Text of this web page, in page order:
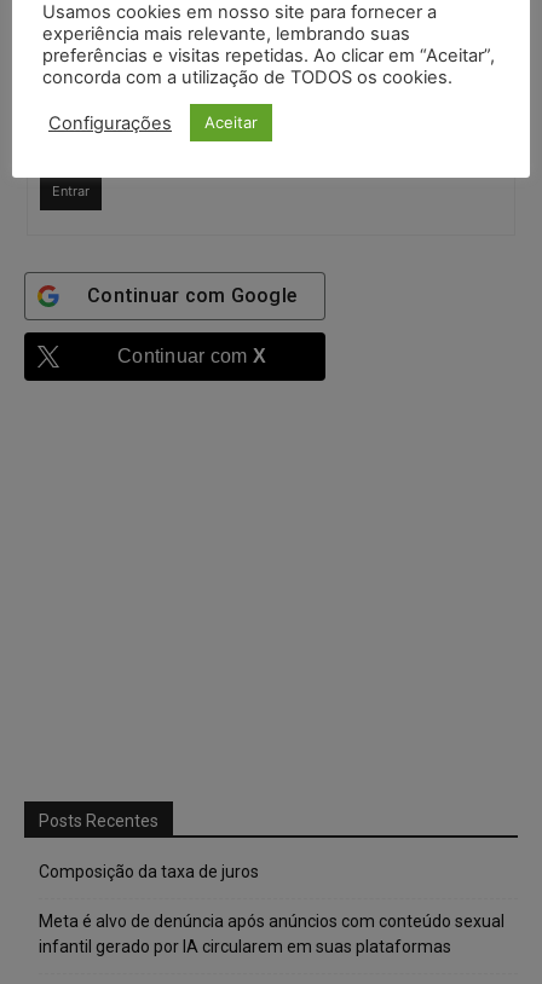
autenticado
Confirme que você é uma pessoa
Entrar
Continuar com Google
Continuar com X
Posts Recentes
Composição da taxa de juros
Meta é alvo de denúncia após anúncios com conteúdo sexual
infantil gerado por IA circularem em suas plataformas
Usamos cookies em nosso site para fornecer a
experiência mais relevante, lembrando suas
preferências e visitas repetidas. Ao clicar em “Aceitar”,
concorda com a utilização de TODOS os cookies.
Configurações Aceitar